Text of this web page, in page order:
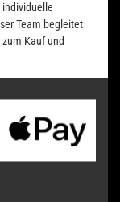
Team begleitet
Kauf und